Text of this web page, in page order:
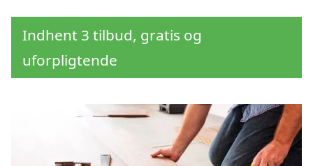
Indhent 3 tilbud, gratis og
uforpligtende